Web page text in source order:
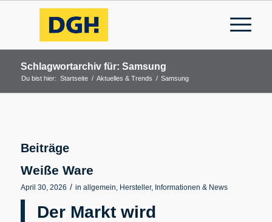
Schlagwortarchiv für: Samsung
Du bist hier: Startseite / Aktuelles & Trends / Samsung
Beiträge
Weiße Ware
April 30, 2026 / in allgemein, Hersteller, Informationen & News
Der Markt wird